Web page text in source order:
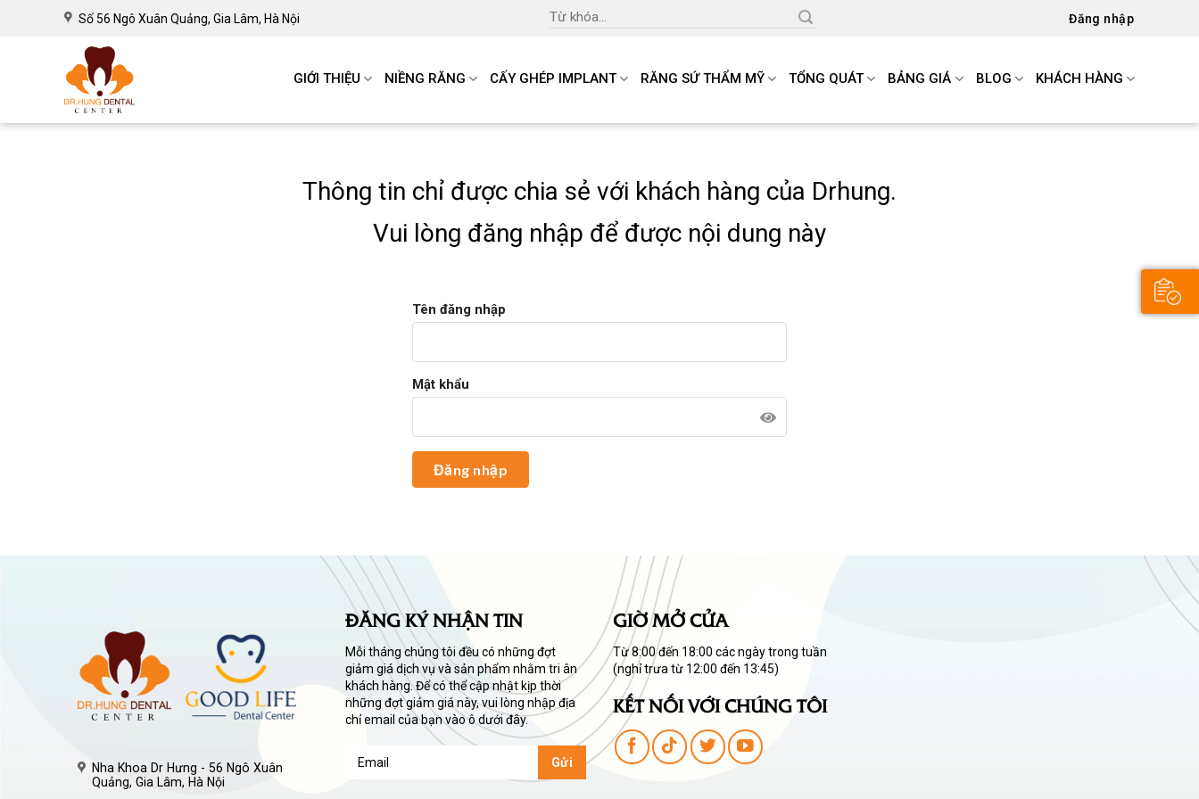
Số 56 Ngô Xuân Quảng, Gia Lâm, Hà Nội
Search
for:
Đăng nhập
GIỚI THIỆU NIỀNG RĂNG CẤY GHÉP IMPLANT RĂNG SỨ THẨM MỸ TỔNG QUÁT BẢNG GIÁ BLOG KHÁCH HÀNG
Thông tin chỉ được chia sẻ với khách hàng của Drhung.
Vui lòng đăng nhập để được nội dung này
Tên đăng nhập
Mật khẩu
Nha Khoa Dr Hưng - 56 Ngô Xuân
Quảng, Gia Lâm, Hà Nội
ĐĂNG KÝ NHẬN TIN
Mỗi tháng chúng tôi đều có những đợt
giảm giá dịch vụ và sản phẩm nhằm tri ân
khách hàng. Để có thể cập nhật kịp thời
những đợt giảm giá này, vui lòng nhập địa
chỉ email của bạn vào ô dưới đây.
GIỜ MỞ CỬA
Từ 8:00 đến 18:00 các ngày trong tuần
(nghỉ trưa từ 12:00 đến 13:45)
KẾT NỐI VỚI CHÚNG TÔI